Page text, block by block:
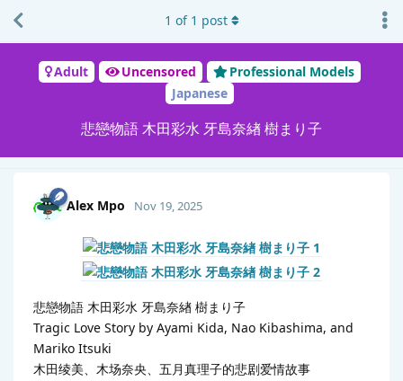
Adult Uncensored
Professional Models
Japanese
悲戀物語 木田彩水 牙島奈緖 樹まり子
1 of 1 post
Alex Mpo Nov 19, 2025
悲戀物語 木田彩水 牙島奈緖 樹まり子
Tragic Love Story by Ayami Kida, Nao Kibashima, and
Mariko Itsuki
木田绫美、木场奈央、五月真理子的悲剧爱情故事